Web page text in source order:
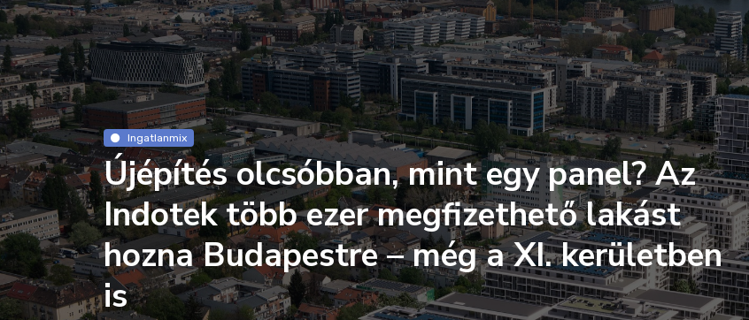
Ingatlanmix
Újépítés olcsóbban, mint egy panel? Az
Indotek több ezer megfizethető lakást
hozna Budapestre – még a XI. kerületben
is